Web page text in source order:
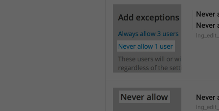
Never
Never
Never